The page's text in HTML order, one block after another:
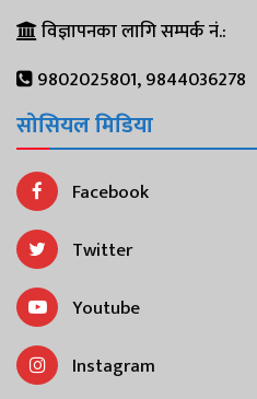
विज्ञापनका लागि सम्पर्क नं.:
9802025801, 9844036278
सोसियल मिडिया
Facebook
Twitter
Youtube
Instagram